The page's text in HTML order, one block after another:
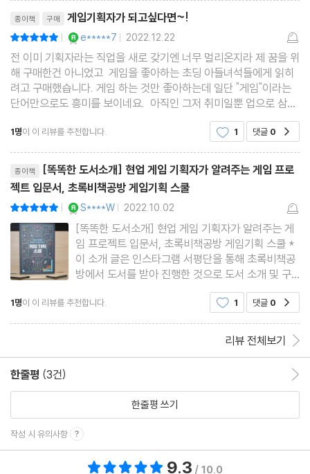
게임 시나리오 기획에 대해서 / 감정과 행동을 유도하는 연출 기획 /
인지를 위한 연출 기획 / 넛지와 인터페이스 기획
몬스터의 성격을 표현하는 여러 방법 / 게임 사례 : 삶의 무게를 느
끼다, 용사 죽다
밸런스 기준을 정하는 방법 / 게임 밸런스의 감을 잡아라 / 레벨 디
자인에 대해서 / 확률 기획 - 주사위와 카드 / 밸런스에 영향을 주는
요소들 / 게임 사례 : 너무 쉬운 게임의 쾌감, 무쌍 시리즈 / 게임 사
례 : 너무 어려운 게임의 쾌감, 소울라이크
Lesson 12 지속의 게임 기획
게임 기획자가 알아야 하는 게슈탈트 이론 / 자이가르닉 효과와 단
례 : 용사30의 세 가지 인사이트
로제 카이와의 놀이의 분류 / 마법의 숫자 7 / 감정 그래프와 흥미
그래프 / 게임 사례 : 어딘가에 존재하는 소통의 존재, 저니
CLASS 3. 게임 기획자로 살아남기
기획 설명
종이책 구매 게임기획자가 되고싶다면~!
| e*****7 | 2022.12.22
전 이미 기획자라는 직업을 새로 갖기엔 너무 멀리온지라 제 꿈을 위
해 구매한건 아니었고 게임을 좋아하는 초딩 아들녀석들에게 읽히
려고 구매했습니다. 게임 하는 것만 좋아하는데 일단 "게임"이라는
단어만으로도 흥미를 보이네요. 아직인 그저 취미일뿐 업으로 삼고
1명이 이 리뷰를 추천합니다. 1 댓글 0
종이책
[똑똑한 도서소개] 현업 게임 기획자가 알려주는 게임 프로
젝트 입문서, 초록비책공방 게임기획 스쿨
| S****W | 2022.10.02
[똑똑한 도서소개] 현업 게임 기획자가 알려주는 게
임 프로젝트 입문서, 초록비책공방 게임기획 스쿨 *
이 소개 글은 인스타그램 서평단을 통해 초록비책공
방에서 도서를 받아 진행한 것으로 도서 소개 및 구
매가이드 색채가 강한 글입니다. 글 / 사진 : 서원
준 (news@toktoknews.com) 필자가 게임기획
1명이 이 리뷰를 추천합니다. 1 댓글 0
리뷰 전체보기
한줄평 (3건)
한줄평 쓰기
작성 시 유의사항
9.3 / 10.0